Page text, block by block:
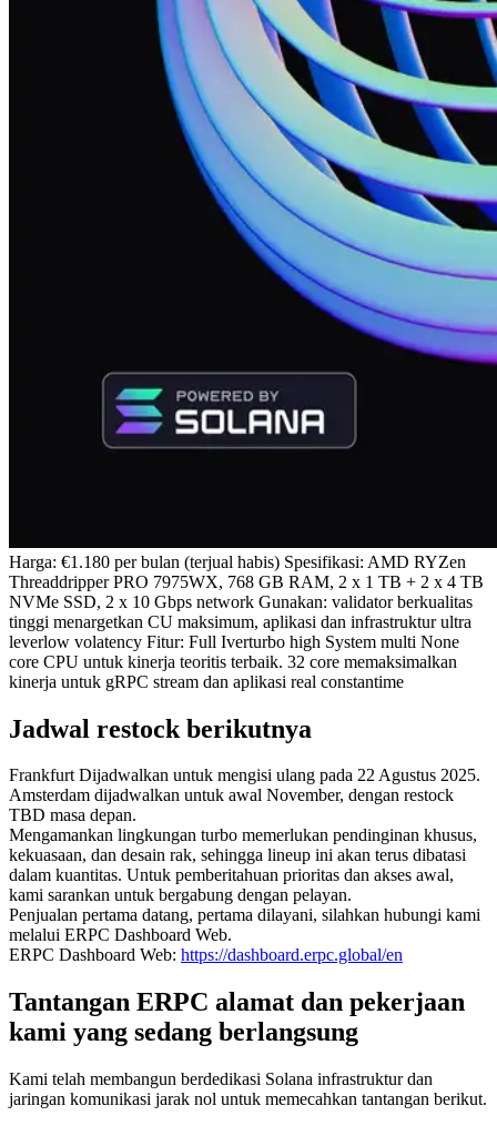
Harga: €1.180 per bulan (terjual habis) Spesifikasi: AMD RYZen
Threaddripper PRO 7975WX, 768 GB RAM, 2 x 1 TB + 2 x 4 TB
NVMe SSD, 2 x 10 Gbps network Gunakan: validator berkualitas
tinggi menargetkan CU maksimum, aplikasi dan infrastruktur ultra
leverlow volatency Fitur: Full Iverturbo high System multi None
core CPU untuk kinerja teoritis terbaik. 32 core memaksimalkan
kinerja untuk gRPC stream dan aplikasi real constantime
Jadwal restock berikutnya
Frankfurt Dijadwalkan untuk mengisi ulang pada 22 Agustus 2025.
Amsterdam dijadwalkan untuk awal November, dengan restock
TBD masa depan.
Mengamankan lingkungan turbo memerlukan pendinginan khusus,
kekuasaan, dan desain rak, sehingga lineup ini akan terus dibatasi
dalam kuantitas. Untuk pemberitahuan prioritas dan akses awal,
kami sarankan untuk bergabung dengan pelayan.
Penjualan pertama datang, pertama dilayani, silahkan hubungi kami
melalui ERPC Dashboard Web.
ERPC Dashboard Web: https://dashboard.erpc.global/en
Tantangan ERPC alamat dan pekerjaan
kami yang sedang berlangsung
Kami telah membangun berdedikasi Solana infrastruktur dan
jaringan komunikasi jarak nol untuk memecahkan tantangan berikut.